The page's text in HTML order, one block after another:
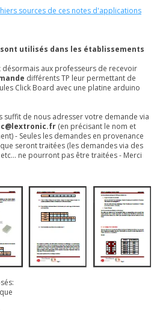
sources de ces notes d'applications
utilisés dans les établissements
aux professeurs de recevoir
différents TP leur permettant de
Click Board avec une platine arduino
suffit de nous adresser votre demande via
(en précisant le nom et
- Seules les demandes en provenance
seront traitées (les demandes via des
ne pourront pas être traitées - Merci